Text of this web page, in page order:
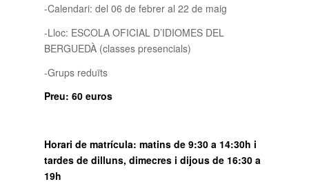
-Calendari: del 06 de febrer al 22 de maig
-Lloc: ESCOLA OFICIAL D’IDIOMES DEL
BERGUEDÀ (classes presencials)
-Grups reduïts
Preu: 60 euros
Horari de matrícula: matins de 9:30 a 14:30h i
tardes de dilluns, dimecres i dijous de 16:30 a
19h